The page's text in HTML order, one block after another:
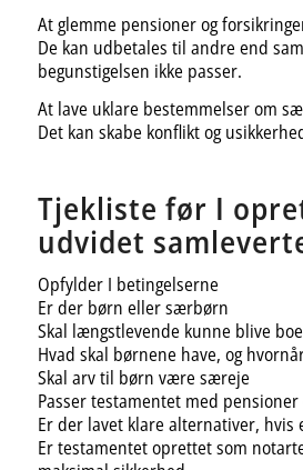
At glemme pensioner og
De kan udbetales til andre end
begunstigelsen ikke passer.
At lave uklare bestemmelser om
Det kan skabe konflikt og
Tjekliste før I
udvidet
Opfylder I betingelserne
Er der børn eller særbørn
Skal længstlevende kunne blive
Hvad skal børnene have, og
Skal arv til børn være særeje
Passer testamentet med
Er der lavet klare alternativer, hvis
Er testamentet oprettet som